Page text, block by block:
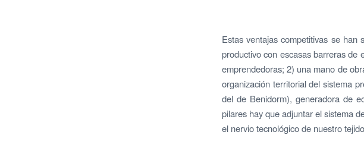
Estas ventajas competitivas se
productivo con escasas barreras de
emprendedoras; 2) una mano de
organización territorial del sistema
del de Benidorm), generadora de
pilares hay que adjuntar el sistema
el nervio tecnológico de nuestro